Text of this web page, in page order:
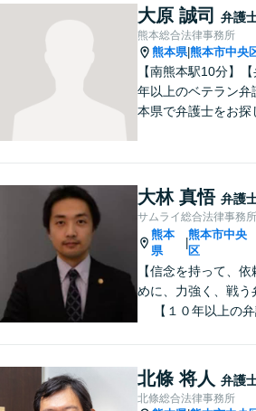
未来が明るくなるよ
サポートいたします
談無料】【子連れ相
大原 誠司 弁護
熊本総合法律事務所
熊本県|熊本市中央
【南熊本駅10分】
年以上のベテラン弁
本県で弁護士をお探
ています。皆様にと
のパートナーとなれ
精一杯取り組ませ
ます。
大林 真悟 弁護
サムライ総合法律事務所
熊本
県
|
熊本市中央
区
【信念を持って、
めに、力強く、戦う
【１０年以上の弁
等の男女トラブル
護の３つの分野に力
護士】
北條 将人 弁護
北條総合法律事務所